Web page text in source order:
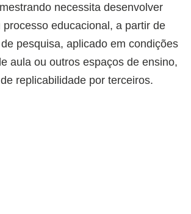
necessita desenvolver
processo educacional, a partir de
pesquisa, aplicado em condições
aula ou outros espaços de ensino,
replicabilidade por terceiros.